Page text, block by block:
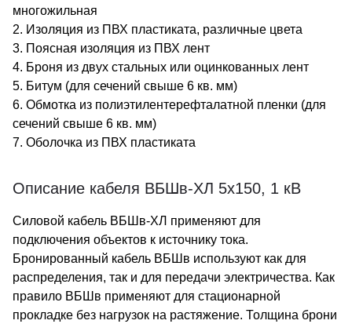
многожильная
2. Изоляция из ПВХ пластиката, различные цвета
3. Поясная изоляция из ПВХ лент
4. Броня из двух стальных или оцинкованных лент
5. Битум (для сечений свыше 6 кв. мм)
6. Обмотка из полиэтилентерефталатной пленки (для
сечений свыше 6 кв. мм)
7. Оболочка из ПВХ пластиката
Описание кабеля ВБШв-ХЛ 5х150, 1 кВ
Силовой кабель ВБШв-ХЛ применяют для
подключения объектов к источнику тока.
Бронированный кабель ВБШв используют как для
распределения, так и для передачи электричества. Как
правило ВБШв применяют для стационарной
прокладке без нагрузок на растяжение. Толщина брони